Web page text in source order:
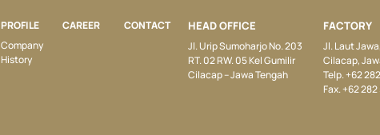
PROFILE
Company
History
CAREER CONTACT HEAD OFFICE
Jl. Urip Sumoharjo No. 203
RT. 02 RW. 05 Kel Gumilir
Cilacap – Jawa Tengah
FACTORY
Jl. Laut
Cilacap,
Telp. +62
Fax. +62